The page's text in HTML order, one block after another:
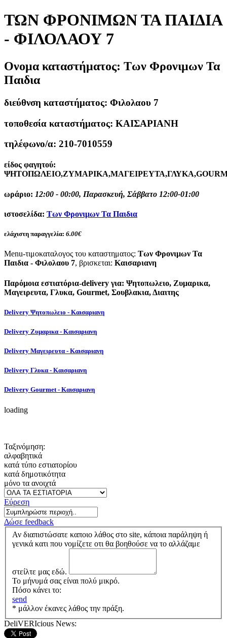
ΤΩΝ ΦΡΟΝΙΜΩΝ ΤΑ ΠΑΙΔΙΑ
- ΦΙΛΟΛΑΟΥ 7
Ονομα καταστήματος: Των Φρονιμων Τα
Παιδια
διεύθνση καταστήματος: Φιλολαου 7
τοποθεσία καταστήματος: ΚΑΙΣΑΡΙΑΝΗ
τηλέφωνο/α: 210-7010559
είδος φαγητού:
ωράριο: 12:00 - 00:00, Παρασκευή, Σάββατο 12:00-01:00
ιστοσελίδα: Των Φρονιμων Τα Παιδια
ελάχιστη παραγγελία: 6.00€
Menu-τιμοκαταλογος του καταστηματος: Των Φρονιμων Τα
Παιδια - Φιλολαου 7, βρισκεται: Καισαριανη
Παρόμοια εστιατόρια-delivery για: Ψητοπωλειο, Ζυμαρικα,
Μαγειρευτα, Γλυκα, Gourmet, Σουβλακια, Διαιτης
Delivery Ψητοπωλειο - Καισαριανη
Delivery Ζυμαρικα - Καισαριανη
Delivery Μαγειρευτα - Καισαριανη
Delivery Γλυκα - Καισαριανη
Delivery Gourmet - Καισαριανη
loading
Ταξινόμηση:
αλφαβητικά
κατά τύπο εστιατορίου
κατά δημοτικότητα
μόνο τα ανοιχτά
Εύρεση
Δώσε feedback
Αν διαπιστώσατε καποιο λάθος στο site, κάποια παράληψη ή
γενικά κατι που νομίζετε οτι θα βοηθούσε να το αλλάζαμε
στείλτε μας εδώ.
Το μήνυμά σας είναι πολύ μικρό.
Πόσο κάνει το:
send
* μάλλον έκανες λάθος την πράξη.
DeliVERIcious News: